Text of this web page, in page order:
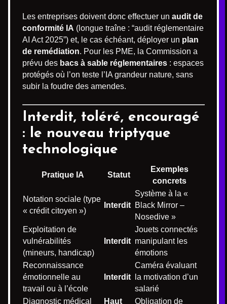
Les entreprises doivent donc effectuer un audit de
conformité IA (longue traîne : “audit réglementaire
AI Act 2025”) et, le cas échéant, déployer un plan
de remédiation. Pour les PME, la Commission a
prévu des bacs à sable réglementaires : espaces
protégés où l’on teste l’IA grandeur nature, sans
subir la foudre des amendes.
Interdit, toléré, encouragé
: le nouveau triptyque
technologique
Pratique IA Statut
Exemples
concrets
Notation sociale (type
« crédit citoyen »)
Interdit
Système à la «
Black Mirror –
Nosedive »
Exploitation de
vulnérabilités
(mineurs, handicap)
Interdit
Jouets connectés
manipulant les
émotions
Reconnaissance
émotionnelle au
travail ou à l’école
Interdit
Caméra évaluant
la motivation d’un
salarié
Diagnostic médical
Haut Obligation de